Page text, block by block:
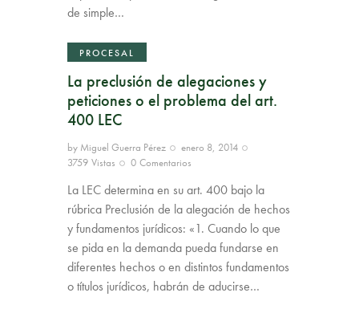
de simple…
PROCESAL
La preclusión de alegaciones y
peticiones o el problema del art.
400 LEC
by Miguel Guerra Pérez
enero 8, 2014
3759 Vistas 0 Comentarios
La LEC determina en su art. 400 bajo la
rúbrica Preclusión de la alegación de hechos
y fundamentos jurídicos: «1. Cuando lo que
se pida en la demanda pueda fundarse en
diferentes hechos o en distintos fundamentos
o títulos jurídicos, habrán de aducirse…